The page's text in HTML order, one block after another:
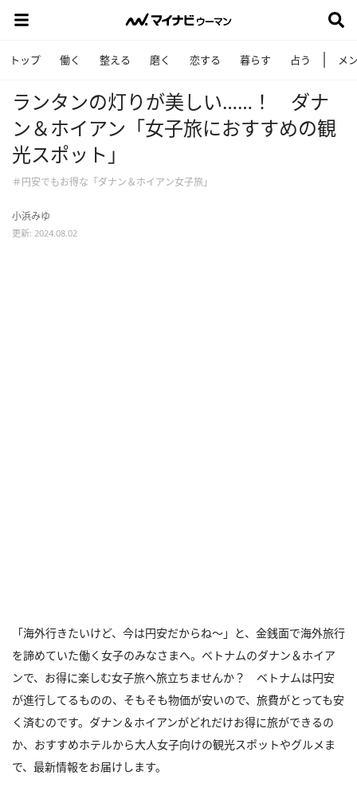
トップ 働く 整える 磨く 恋する 暮らす 占う メ
ランタンの灯りが美しい……！ ダナ
ン＆ホイアン「女子旅におすすめの観
光スポット」
＃円安でもお得な「ダナン＆ホイアン女子旅」
小浜みゆ
更新: 2024.08.02
「海外行きたいけど、今は円安だからね〜」と、金銭面で海外旅行
を諦めていた働く女子のみなさまへ。ベトナムのダナン＆ホイア
ンで、お得に楽しむ女子旅へ旅立ちませんか？ ベトナムは円安
が進行してるものの、そもそも物価が安いので、旅費がとっても安
く済むのです。ダナン＆ホイアンがどれだけお得に旅ができるの
か、おすすめホテルから大人女子向けの観光スポットやグルメま
で、最新情報をお届けします。